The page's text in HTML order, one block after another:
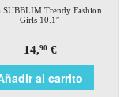
SUBBLIM Trendy Fashion
Girls 10.1″
14,90€
al carrito